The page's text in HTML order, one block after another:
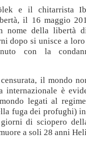
e il chitarrista
il 16 maggio
nome della libertà
dopo si unisce a
con la
il mondo
internazionale è
legati al
fuga dei profughi)
di sciopero
a soli 28 anni